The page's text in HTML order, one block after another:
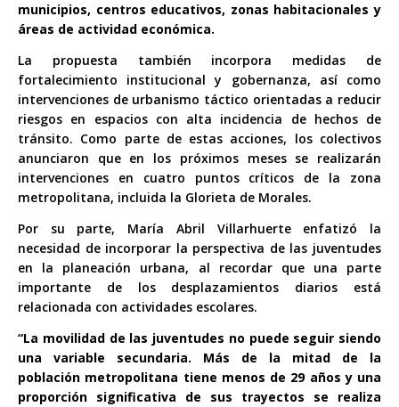
municipios, centros educativos, zonas habitacionales y
áreas de actividad económica.
La propuesta también incorpora medidas de
fortalecimiento institucional y gobernanza, así como
intervenciones de urbanismo táctico orientadas a reducir
riesgos en espacios con alta incidencia de hechos de
tránsito. Como parte de estas acciones, los colectivos
anunciaron que en los próximos meses se realizarán
intervenciones en cuatro puntos críticos de la zona
metropolitana, incluida la Glorieta de Morales.
Por su parte, María Abril Villarhuerte enfatizó la
necesidad de incorporar la perspectiva de las juventudes
en la planeación urbana, al recordar que una parte
importante de los desplazamientos diarios está
relacionada con actividades escolares.
“La movilidad de las juventudes no puede seguir siendo
una variable secundaria. Más de la mitad de la
población metropolitana tiene menos de 29 años y una
proporción significativa de sus trayectos se realiza